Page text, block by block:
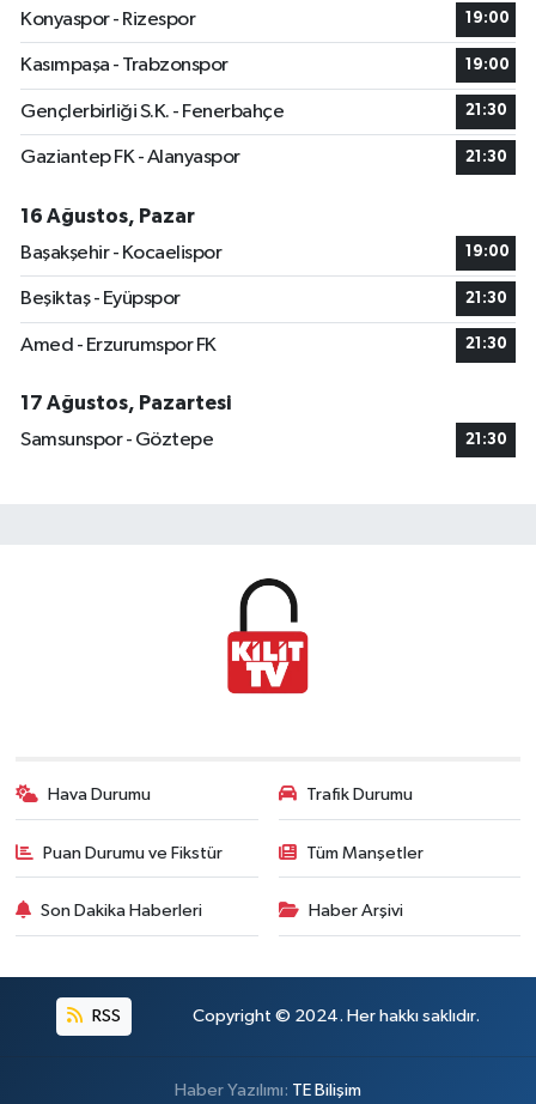
Konyaspor - Rizespor
19:00
Kasımpaşa - Trabzonspor 19:00
Gençlerbirliği S.K. - Fenerbahçe 21:30
Gaziantep FK - Alanyaspor 21:30
16 Ağustos, Pazar
Başakşehir - Kocaelispor
19:00
Beşiktaş - Eyüpspor 21:30
Amed - Erzurumspor FK 21:30
17 Ağustos, Pazartesi
Samsunspor - Göztepe
21:30
Hava Durumu Trafik Durumu
Puan Durumu ve Fikstür Tüm Manşetler
Son Dakika Haberleri Haber Arşivi
RSS Copyright © 2024. Her hakkı saklıdır.
Haber Yazılımı: TE Bilişim